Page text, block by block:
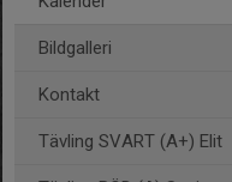
Bildgalleri
Kontakt
Tävling SVART (A+) Elit